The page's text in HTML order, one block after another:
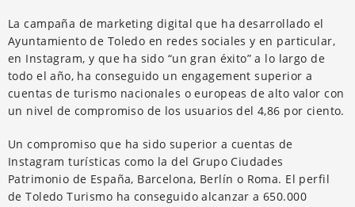
La campaña de marketing digital que ha desarrollado el
Ayuntamiento de Toledo en redes sociales y en particular,
en Instagram, y que ha sido “un gran éxito” a lo largo de
todo el año, ha conseguido un engagement superior a
cuentas de turismo nacionales o europeas de alto valor con
un nivel de compromiso de los usuarios del 4,86 por ciento.
Un compromiso que ha sido superior a cuentas de
Instagram turísticas como la del Grupo Ciudades
Patrimonio de España, Barcelona, Berlín o Roma. El perfil
de Toledo Turismo ha conseguido alcanzar a 650.000